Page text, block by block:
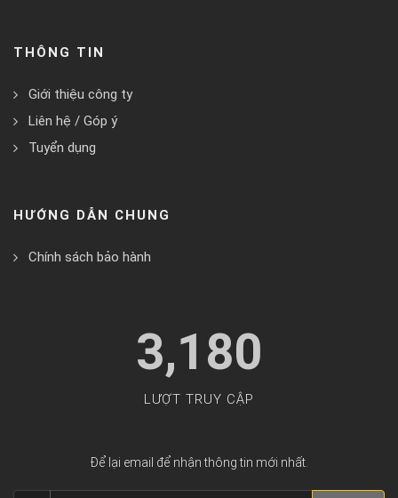
THÔNG TIN
Giới thiệu công ty
Liên hệ / Góp ý
Tuyển dụng
HƯỚNG DẪN CHUNG
Chính sách bảo hành
3,180
LƯỢT TRUY CẬP
Để lại email để nhận thông tin mới nhất.